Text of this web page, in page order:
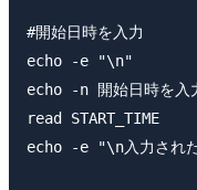
#開始日時を入力
echo -e "\n"
echo -n 開始日時を
read START_TIME
echo -e "\n入力され